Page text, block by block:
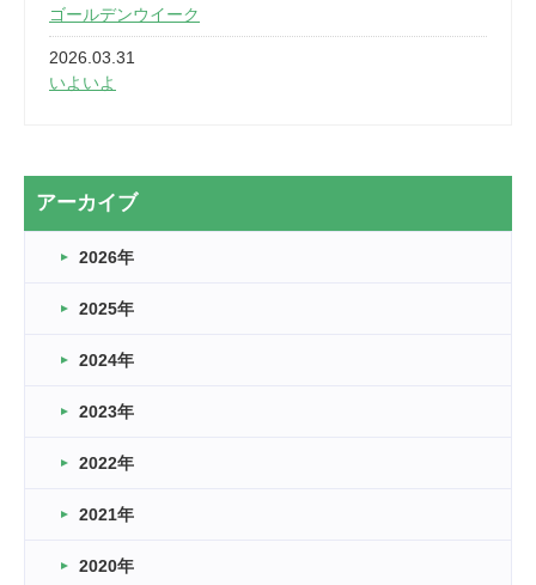
ゴールデンウイーク
2026.03.31
いよいよ
2026.03.20
なぎなた
2026.03.16
車いすバスケとRくんのお話
卒業・卒園の季節★
2026.03.11
緑ケ丘体育館
2022.11.03
アーカイブ
2026年
2025年
2024年
2023年
2022年
2021年
2020年